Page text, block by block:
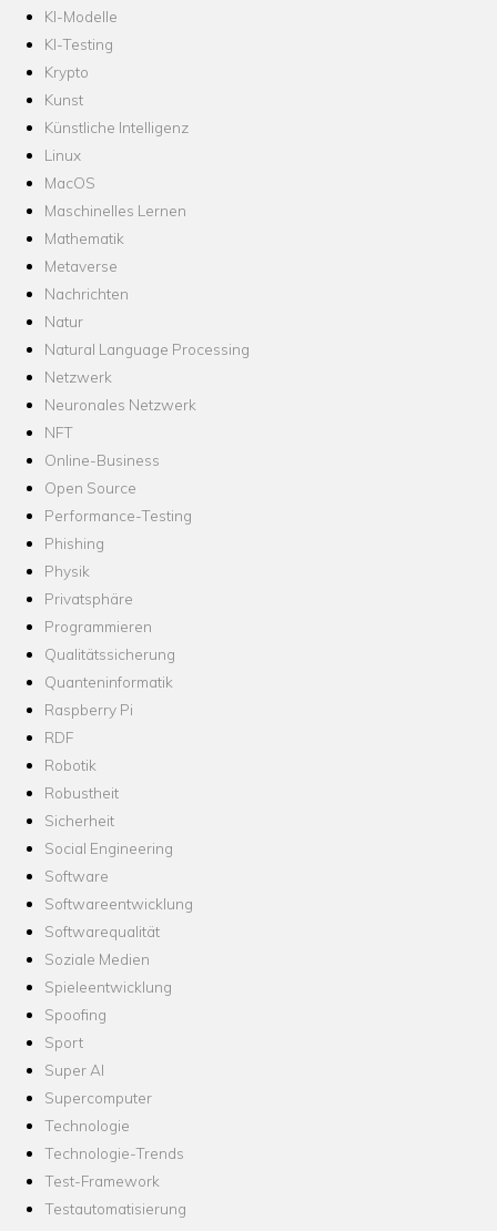
KI-Modelle
KI-Testing
Krypto
Kunst
Künstliche Intelligenz
Linux
MacOS
Maschinelles Lernen
Mathematik
Metaverse
Nachrichten
Natur
Natural Language Processing
Netzwerk
Neuronales Netzwerk
NFT
Online-Business
Open Source
Performance-Testing
Phishing
Physik
Privatsphäre
Programmieren
Qualitätssicherung
Quanteninformatik
Raspberry Pi
RDF
Robotik
Robustheit
Sicherheit
Social Engineering
Software
Softwareentwicklung
Softwarequalität
Soziale Medien
Spieleentwicklung
Spoofing
Sport
Super AI
Supercomputer
Technologie
Technologie-Trends
Test-Framework
Testautomatisierung